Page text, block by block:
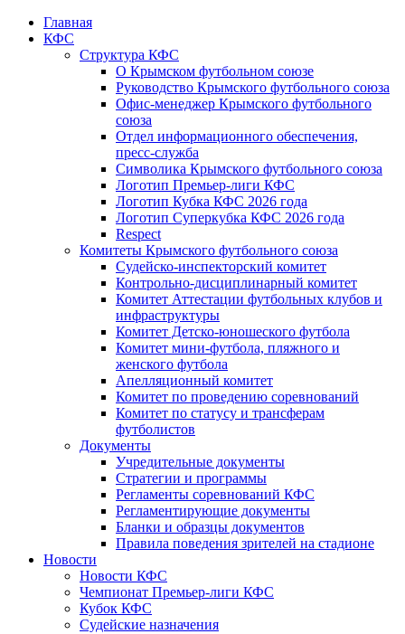
Главная
КФС
Структура КФС
О Крымском футбольном союзе
Руководство Крымского футбольного союза
Офис-менеджер Крымского футбольного
союза
Отдел информационного обеспечения,
пресс-служба
Символика Крымского футбольного союза
Логотип Премьер-лиги КФС
Логотип Кубка КФС 2026 года
Логотип Суперкубка КФС 2026 года
Respect
Комитеты Крымского футбольного союза
Судейско-инспекторский комитет
Контрольно-дисциплинарный комитет
Комитет Аттестации футбольных клубов и
инфраструктуры
Комитет Детско-юношеского футбола
Комитет мини-футбола, пляжного и
женского футбола
Апелляционный комитет
Комитет по проведению соревнований
Комитет по статусу и трансферам
футболистов
Документы
Учредительные документы
Стратегии и программы
Регламенты соревнований КФС
Регламентирующие документы
Бланки и образцы документов
Правила поведения зрителей на стадионе
Новости
Новости КФС
Чемпионат Премьер-лиги КФС
Кубок КФС
Судейские назначения